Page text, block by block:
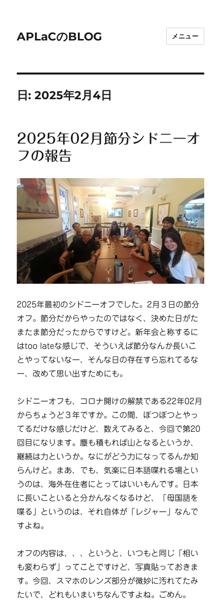
APLaCのBLOG メニュー
日:2025年2月4日
2025年02月節分シドニーオ
フの報告
2025年最初のシドニーオフでした。2月３日の節分
オフ。節分だからやったのではなく、決めた日がた
またま節分だったからですけど。新年会と称するに
はtoo lateな感じで、そういえば節分なんか長いこ
とやってないなー、そんな日の存在すら忘れてるな
ー、改めて思い出すためにも。
シドニーオフも、コロナ開けの解禁である22年02月
からちょうど３年ですか。この間、ぽつぽつとやっ
てるだけな感じだけど、数えてみると、今回で第20
回目になります。塵も積もれば山となるというか、
継続は力というか。なにがどう力になってるんか知
らんけど。まあ、でも、気楽に日本語喋れる場とい
うのは、海外在住者にとってはいいもんです。日本
に長いこといると分かんなくなるけど、「母国語を
喋る」というのは、それ自体が「レジャー」なんで
すよね。
オフの内容は、、、というと、いつもと同じ「相い
も変わらず」ってことですけど、写真貼っておきま
す。今回、スマホのレンズ部分が微妙に汚れてたみ
たいで、どれもいまいちなんですよね。ごめん。